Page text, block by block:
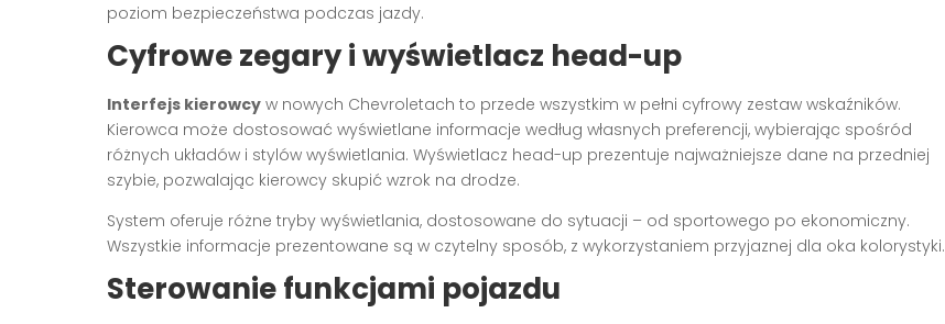
poziom bezpieczeństwa podczas jazdy.
Cyfrowe zegary i wyświetlacz head-up
Interfejs kierowcy w nowych Chevroletach to przede wszystkim w pełni cyfrowy zestaw wskaźników.
Kierowca może dostosować wyświetlane informacje według własnych preferencji, wybierając spośród
różnych układów i stylów wyświetlania. Wyświetlacz head-up prezentuje najważniejsze dane na przedniej
szybie, pozwalając kierowcy skupić wzrok na drodze.
System oferuje różne tryby wyświetlania, dostosowane do sytuacji – od sportowego po ekonomiczny.
Wszystkie informacje prezentowane są w czytelny sposób, z wykorzystaniem przyjaznej dla oka kolorystyki.
Sterowanie funkcjami pojazdu